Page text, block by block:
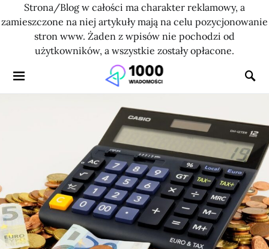
Strona/Blog w całości ma charakter reklamowy, a
zamieszczone na niej artykuły mają na celu pozycjonowanie
stron www. Żaden z wpisów nie pochodzi od
użytkowników, a wszystkie zostały opłacone.